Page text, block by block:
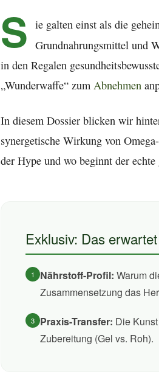
S ie galten einst als die
Grundnahrungsmittel und
in den Regalen
„Wunderwaffe“ zum Abnehmen
In diesem Dossier blicken wir
synergetische Wirkung von
der Hype und wo beginnt der
Exklusiv: Das
1 Nährstoff-Profil: Warum
Zusammensetzung das
3 Praxis-Transfer: Die
Zubereitung (Gel vs. Roh).